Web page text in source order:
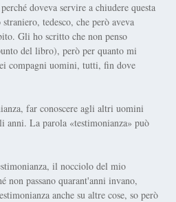
doveva servire a chiudere questa
tedesco, che però aveva
Gli ho scritto che non penso
del libro), però per quanto mi
compagni uomini, tutti, fin dove
far conoscere agli altri uomini
anni. La parola «testimonianza» può
il nocciolo del mio
non passano quarant'anni invano,
anche su altre cose, so però